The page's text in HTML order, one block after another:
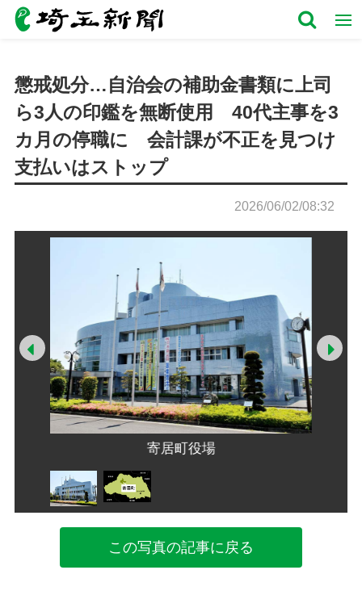
懲戒処分…自治会の補助金書類に上司
ら3人の印鑑を無断使用 40代主事を3
カ月の停職に 会計課が不正を見つけ
支払いはストップ
2026/06/02/08:32
寄居町役場
Prev
この写真の記事に戻る